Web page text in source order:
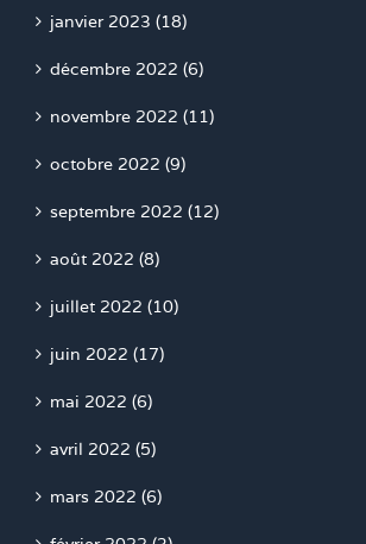
janvier 2023 (18)
décembre 2022 (6)
novembre 2022 (11)
octobre 2022 (9)
septembre 2022 (12)
août 2022 (8)
juillet 2022 (10)
juin 2022 (17)
mai 2022 (6)
avril 2022 (5)
mars 2022 (6)